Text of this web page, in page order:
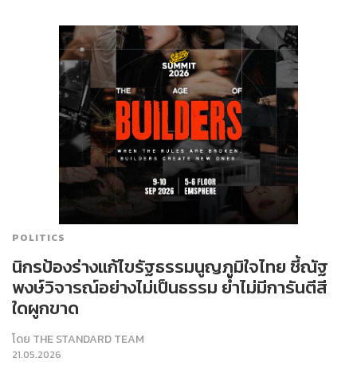
POLITICS
นิกรป้องร่างแก้ไขรัฐธรรมนูญภูมิใจไทย ชี้ณัฐ
พงษ์วิจารณ์อย่างไม่เป็นธรรม ย้ำไม่มีการันตีสี
ใดผูกขาด
โดย THE STANDARD TEAM
21.05.2026